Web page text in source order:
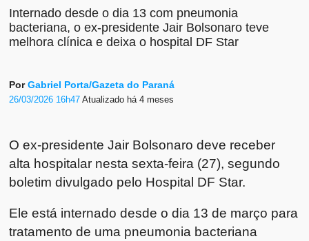
Internado desde o dia 13 com pneumonia
bacteriana, o ex-presidente Jair Bolsonaro teve
melhora clínica e deixa o hospital DF Star
PorGabriel Porta/Gazeta do Paraná
26/03/2026 16h47Atualizado há 4 meses
O ex-presidente Jair Bolsonaro deve receber
alta hospitalar nesta sexta-feira (27), segundo
boletim divulgado pelo Hospital DF Star.
Ele está internado desde o dia 13 de março para
tratamento de uma pneumonia bacteriana